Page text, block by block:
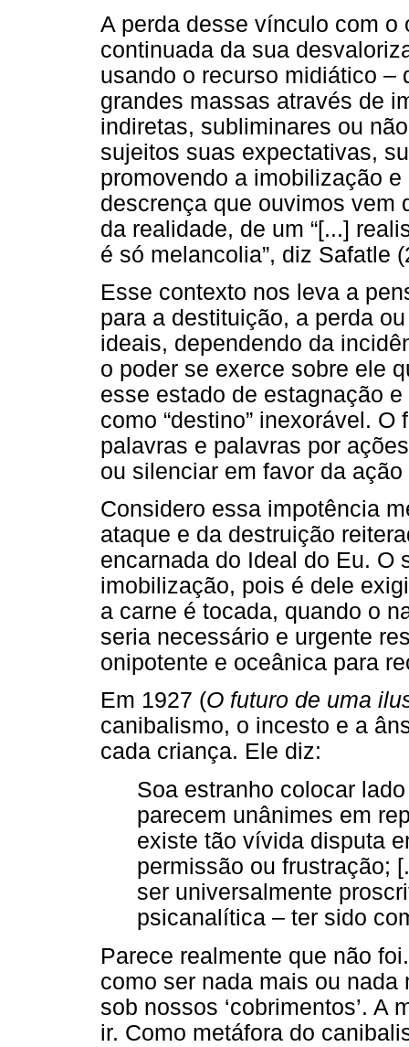
A perda desse vínculo com o
continuada da sua
usando o recurso midiático –
grandes massas através de
indiretas, subliminares ou
sujeitos suas expectativas,
promovendo a imobilização
descrença que ouvimos vem
da realidade, de um “[...]
é só melancolia”, diz Safatle
Esse contexto nos leva a
para a destituição, a perda
ideais, dependendo da
o poder se exerce sobre ele
esse estado de estagnação
como “destino” inexorável.
palavras e palavras por
ou silenciar em favor da
Considero essa impotência
ataque e da destruição
encarnada do Ideal do Eu. O
imobilização, pois é dele
a carne é tocada, quando o
seria necessário e urgente
onipotente e oceânica para
Em 1927 (O futuro de uma
canibalismo, o incesto e a
cada criança. Ele diz:
Soa estranho colocar
parecem unânimes em
existe tão vívida disputa
permissão ou frustração;
ser universalmente
psicanalítica – ter sido
Parece realmente que não
como ser nada mais ou
sob nossos ‘cobrimentos’. A
ir. Como metáfora do